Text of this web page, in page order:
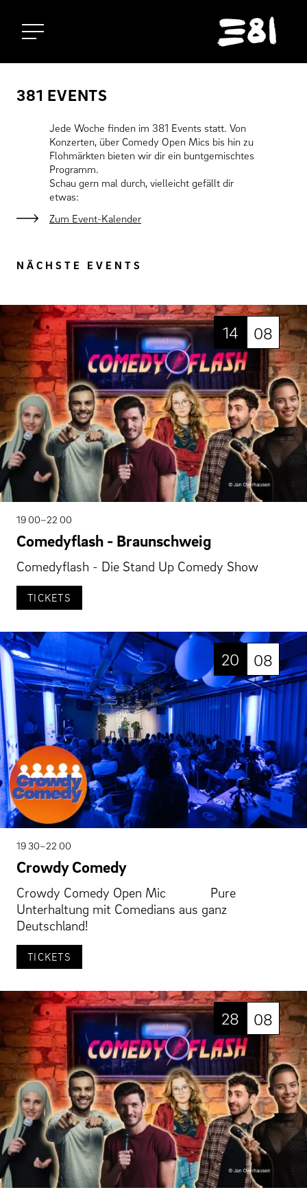
Startseite
381 EVENTS
Jede Woche finden im 381 Events statt. Von
Konzerten, über Comedy Open Mics bis hin zu
Flohmärkten bieten wir dir ein buntgemischtes
Programm.
Schau gern mal durch, vielleicht gefällt dir
etwas:
Zum Event-Kalender
NÄCHSTE EVENTS
14 08
19 00–22 00
Comedyflash - Braunschweig
Comedyflash - Die Stand Up Comedy Show
TICKETS
20 08
19 30–22 00
Crowdy Comedy
Crowdy Comedy Open Mic Pure
Unterhaltung mit Comedians aus ganz
Deutschland!
TICKETS
28 08